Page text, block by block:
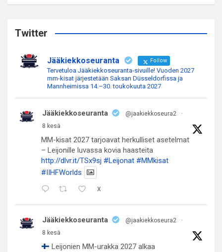
a
c
Twitter
Jääkiekkoseuranta Follow
Tervetuloa Jääkiekkoseuranta-sivuille! Vuoden 2027
mm-kisat järjestetään Saksan Düsseldorfissa ja
Mannheimissa 14.–30. toukokuuta 2027
Jääkiekkoseuranta @jaakiekkoseura2
·
8 kesä
MM-kisat 2027 tarjoavat herkulliset asetelmat
– Leijonille luvassa kovia haasteita
http://dlvr.it/TSx9sj #Leijonat #MMkisat
#IIHFWorlds
X
Jääkiekkoseuranta @jaakiekkoseura2
·
8 kesä
Leijonien MM-urakka 2027 alkaa